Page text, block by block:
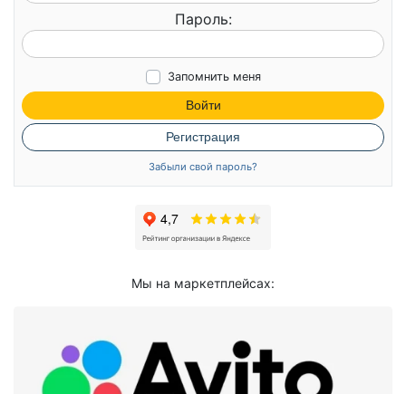
Пароль:
Запомнить меня
Войти
Регистрация
Забыли свой пароль?
Мы на маркетплейсах: